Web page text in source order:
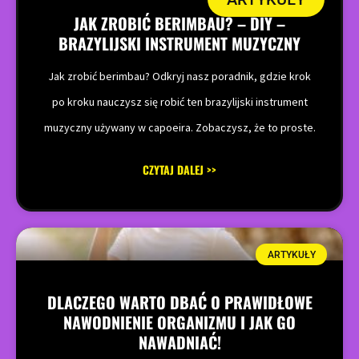
JAK ZROBIĆ BERIMBAU? – DIY –
BRAZYLIJSKI INSTRUMENT MUZYCZNY
Jak zrobić berimbau? Odkryj nasz poradnik, gdzie krok
po kroku nauczysz się robić ten brazylijski instrument
muzyczny używany w capoeira. Zobaczysz, że to proste.
CZYTAJ DALEJ >>
ARTYKUŁY
DLACZEGO WARTO DBAĆ O PRAWIDŁOWE
NAWODNIENIE ORGANIZMU I JAK GO
NAWADNIAĆ!